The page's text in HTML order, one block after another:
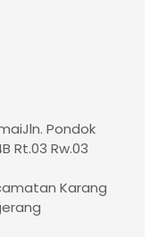
Pondok
Rt.03 Rw.03
Karang